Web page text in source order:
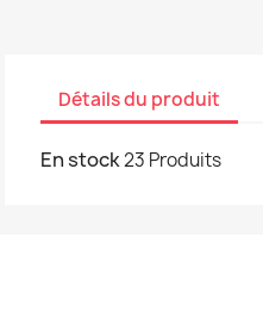
Détails du produit
En stock23 Produits